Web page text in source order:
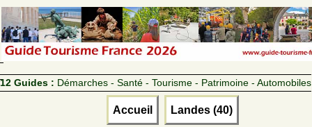
12 Guides : Démarches - Santé - Tourisme - Patrimoine - Automobiles
Accueil Landes (40)